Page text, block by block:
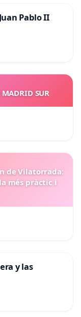
Pablo II
SUR
de Vilatorrada:
més pràctic i
y las